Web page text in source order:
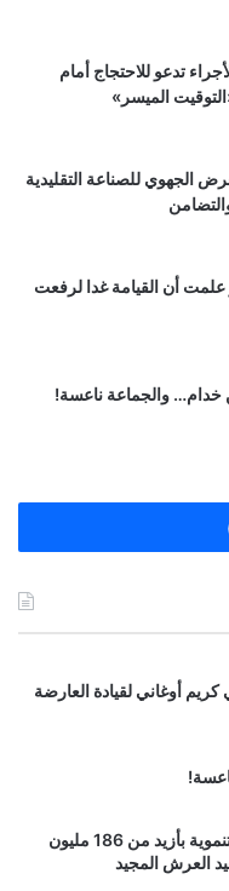
تدعو للاحتجاج أمام
الميسر»
الجهوي للصناعة التقليدية
أن القيامة غدا لرفعت
خدام… والجماعة ناعسة!
أوغاني لقيادة العارضة
عامل إقليم صفرو يطلق ويدشن مشاريع تنموية بأزيد من 186 مليون
العرش المجيد